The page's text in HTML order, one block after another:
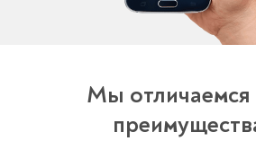
Мы отличаемся